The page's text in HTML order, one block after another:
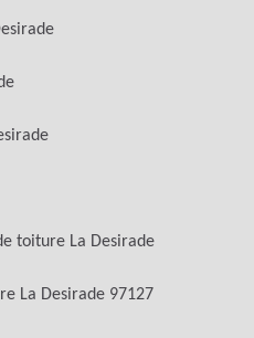
toiture La Desirade
La Desirade 97127